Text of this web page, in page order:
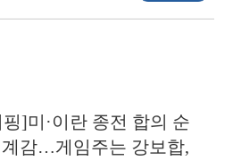
]미·이란 종전 합의 순
감…게임주는 강보합,